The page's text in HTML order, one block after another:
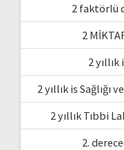
2 faktörlü
2
2 yıllık
2 yıllık is Sağlığı
2 yıllık Tıbbi
2.